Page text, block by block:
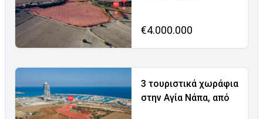
€4.000.000
3 τουριστικά χωράφια
στην Αγία Νάπα, από